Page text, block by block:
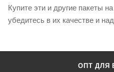
Купите эти и другие пакеты
убедитесь в их качестве и
ОПТ ДЛЯ